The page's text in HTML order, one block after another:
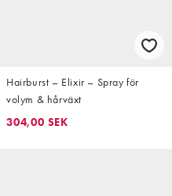
Hairburst – Elixir – Spray för
volym & hårväxt
304,00 SEK